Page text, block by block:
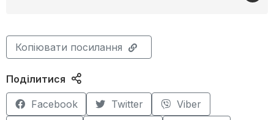
Копіювати посилання
Поділитися
Facebook Twitter
Viber